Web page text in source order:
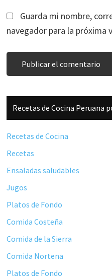
Guarda mi nombre,
navegador para la próxima
Barra
lateral
principal
Recetas de Cocina Peruana
Recetas de Cocina
Recetas
Ensaladas saludables
Jugos
Platos de Fondo
Comida Costeña
Comida de la Sierra
Comida Nortena
Platos de Fondo